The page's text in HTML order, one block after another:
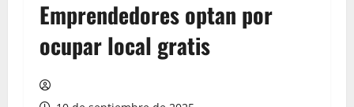
Emprendedores optan por
ocupar local gratis